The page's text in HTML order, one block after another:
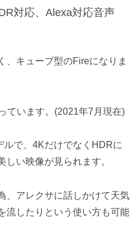
対応、Alexa対応音声
、キューブ型のFireになりま
ています。(2021年7月現在)
ルで、4KだけでなくHDRに
しい映像が見られます。
、アレクサに話しかけて天気
流したりという使い方も可能